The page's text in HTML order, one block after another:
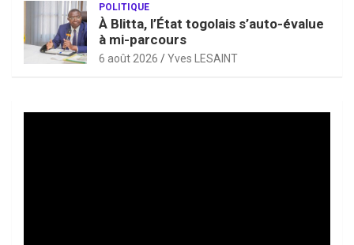
POLITIQUE
À Blitta, l’État togolais s’auto-évalue
à mi-parcours
6 août 2026 Yves LESAINT